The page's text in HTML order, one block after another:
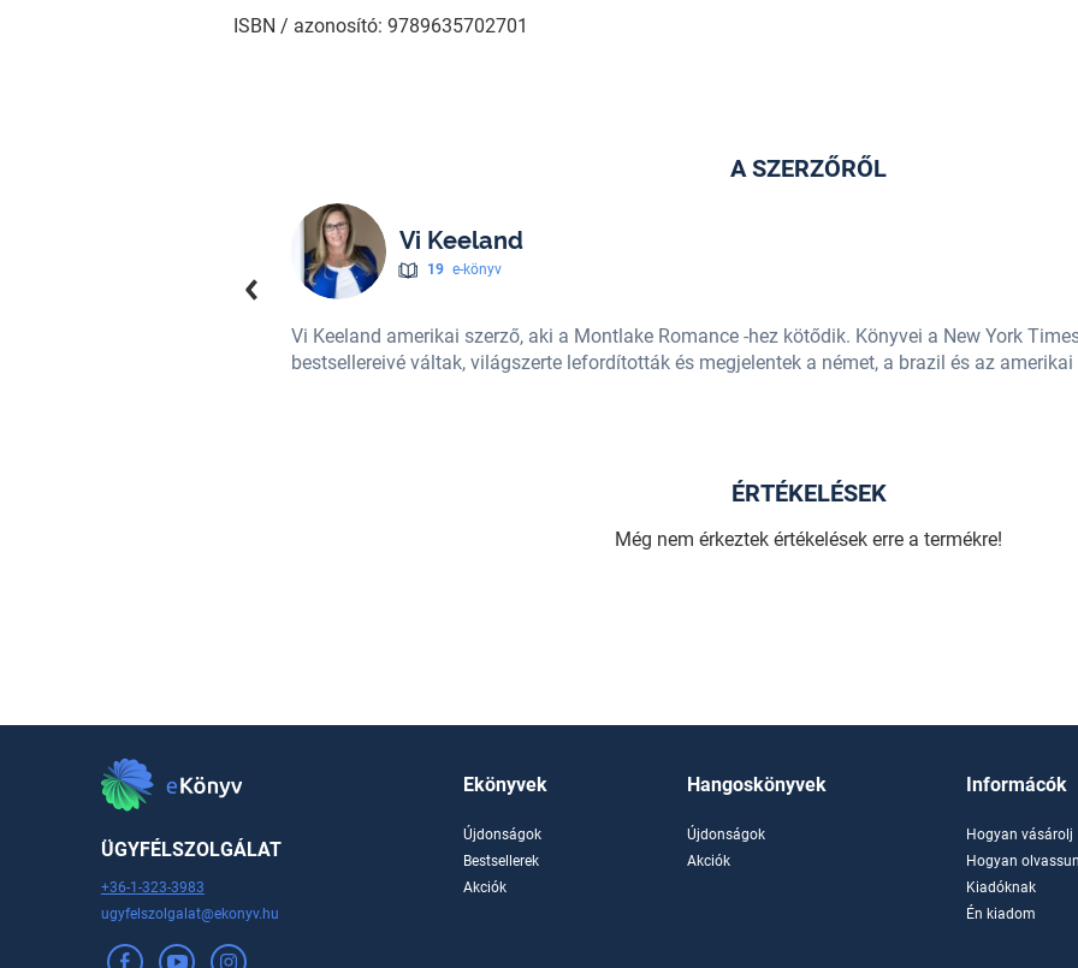
ISBN / azonosító: 9789635702701
A SZERZŐRŐL
Vi Keeland
19 e-könyv
Vi Keeland amerikai szerző, aki a Montlake Romance -hez kötődik. Könyvei a New York
bestsellereivé váltak, világszerte lefordították és megjelentek a német, a brazil és az
ÉRTÉKELÉSEK
Még nem érkeztek értékelések erre a termékre!
ÜGYFÉLSZOLGÁLAT
+36-1-323-3983
ugyfelszolgalat@ekonyv.hu
Ekönyvek
Újdonságok
Bestsellerek
Akciók
Hangoskönyvek
Újdonságok
Akciók
Informácók
Hogyan vásárolj
Hogyan
Kiadóknak
Én kiadom